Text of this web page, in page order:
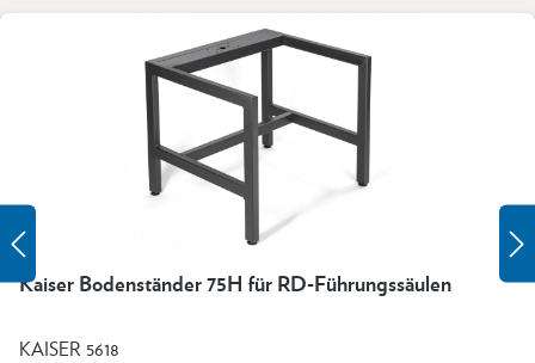
Kaiser Bodenständer 75H für RD-Führungssäulen
KAISER 5618